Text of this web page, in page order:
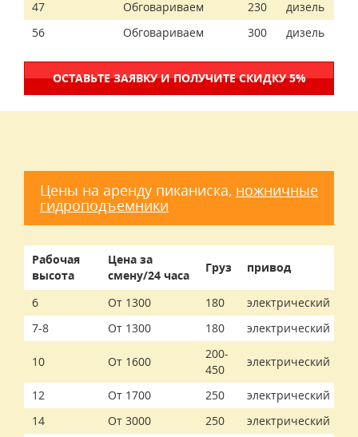
47
Обговариваем 230
дизель
56
Обговариваем 300 дизель
ОСТАВЬТЕ ЗАЯВКУ И ПОЛУЧИТЕ СКИДКУ 5%
Цены на аренду пиканиска, ножничные
гидроподъемники
Рабочая
высота
Цена за
смену/24 часа
Груз привод
6 От 1300 180
электрический
7-8
От 1300 180 электрический
10 От 1600
200-
450
электрический
12 От 1700 250
электрический
14
От 3000 250
электрический